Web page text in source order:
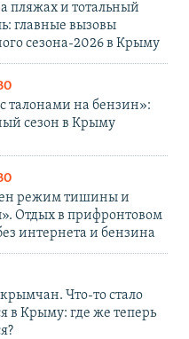
пляжах и тотальный
главные вызовы
сезона-2026 в Крыму
талонами на бензин»:
сезон в Крыму
режим тишины и
Отдых в прифронтовом
интернета и бензина
Что-то стало
в Крыму: где же теперь